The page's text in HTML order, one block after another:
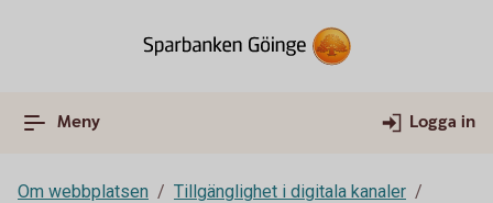
Meny Logga in
Om webbplatsen
Tillgänglighet i digitala kanaler